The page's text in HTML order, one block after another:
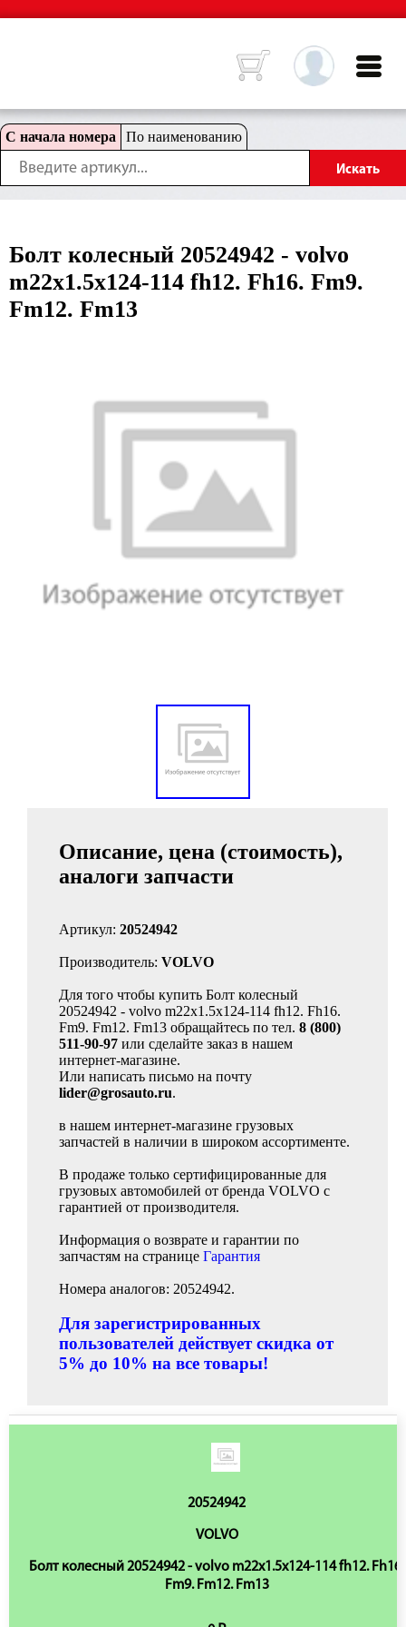
С начала номера По наименованию
Болт колесный 20524942 - volvo
m22x1.5x124-114 fh12. Fh16. Fm9.
Fm12. Fm13
Описание, цена (стоимость),
аналоги запчасти
Артикул: 20524942
Производитель: VOLVO
Для того чтобы купить Болт колесный
20524942 - volvo m22x1.5x124-114 fh12. Fh16.
Fm9. Fm12. Fm13 обращайтесь по тел. 8 (800)
511-90-97 или сделайте заказ в нашем
интернет-магазине.
Или написать письмо на почту
lider@grosauto.ru.
в нашем интернет-магазине грузовых
запчастей в наличии в широком ассортименте.
В продаже только сертифицированные для
грузовых автомобилей от бренда VOLVO с
гарантией от производителя.
Информация о возврате и гарантии по
запчастям на странице Гарантия
Номера аналогов: 20524942.
Для зарегистрированных
пользователей действует скидка от
5% до 10% на все товары!
20524942
VOLVO
Болт колесный 20524942 - volvo m22x1.5x124-114 fh12. Fh16.
Fm9. Fm12. Fm13